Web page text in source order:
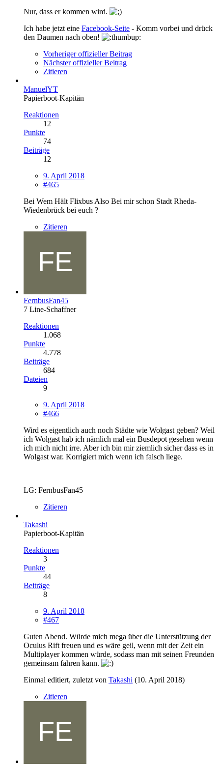
Nur, dass er kommen wird.
Ich habe jetzt eine Facebook-Seite - Komm vorbei und drück
den Daumen nach oben!
Vorheriger offizieller Beitrag
Nächster offizieller Beitrag
Zitieren
ManuelYT
Papierboot-Kapitän
Reaktionen
12
Punkte
74
Beiträge
12
9. April 2018
#465
Bei Wem Hält Flixbus Also Bei mir schon Stadt Rheda-
Wiedenbrück bei euch ?
Zitieren
FernbusFan45
7 Line-Schaffner
Reaktionen
1.068
Punkte
4.778
Beiträge
684
Dateien
9
9. April 2018
#466
Wird es eigentlich auch noch Städte wie Wolgast geben? Weil
ich Wolgast hab ich nämlich mal ein Busdepot gesehen wenn
ich mich nicht irre. Aber ich bin mir ziemlich sicher dass es in
Wolgast war. Korrigiert mich wenn ich falsch liege.
LG: FernbusFan45
Zitieren
Takashi
Papierboot-Kapitän
Reaktionen
3
Punkte
44
Beiträge
8
9. April 2018
#467
Guten Abend. Würde mich mega über die Unterstützung der
Oculus Rift freuen und es wäre geil, wenn mit der Zeit ein
Multiplayer kommen würde, sodass man mit seinen Freunden
gemeinsam fahren kann.
Einmal editiert, zuletzt von Takashi (10. April 2018)
Zitieren